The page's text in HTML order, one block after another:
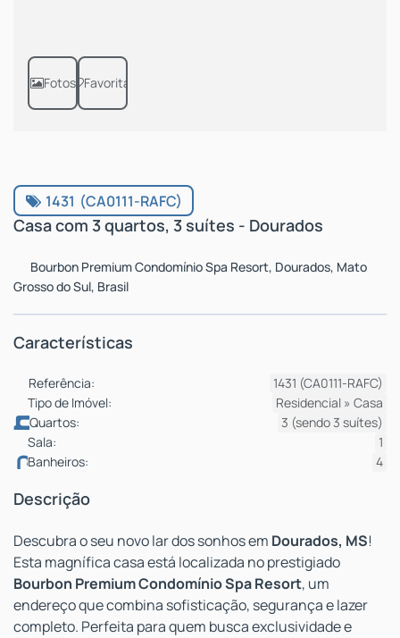
Fotos Favoritar
Casa com 3 quartos, 3 suítes - Dourados
1431 (CA0111-RAFC)
Bourbon Premium Condomínio Spa Resort, Dourados, Mato
Grosso do Sul, Brasil
Características
Referência: 1431 (CA0111-RAFC)
Tipo de Imóvel:
Residencial » Casa
Quartos:
3 (sendo 3 suítes)
Sala:
1
Banheiros:
4
Descrição
Descubra o seu novo lar dos sonhos em Dourados, MS!
Esta magnífica casa está localizada no prestigiado
Bourbon Premium Condomínio Spa Resort, um
endereço que combina sofisticação, segurança e lazer
completo. Perfeita para quem busca exclusividade e